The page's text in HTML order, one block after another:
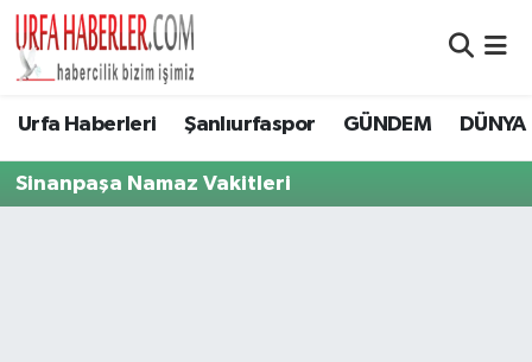
Urfa Haberleri Şanlıurfaspor GÜNDEM DÜNYA
Sinanpaşa Namaz Vakitleri
Şanlıurfa Nöbetçi Eczaneler
Şanlıurfa Namaz Vakitleri